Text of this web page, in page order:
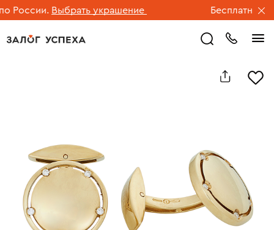
Выбрать украшение Бесплатная